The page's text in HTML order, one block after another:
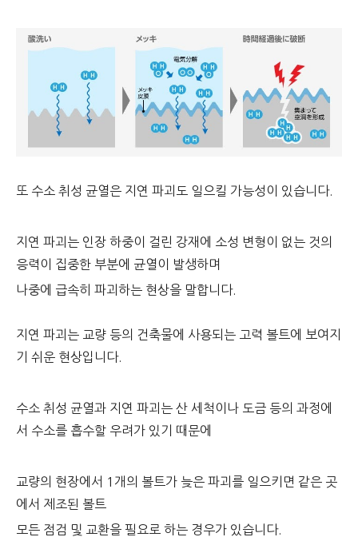
또 수소 취성 균열은 지연 파괴도 일으킬 가능성이 있습니다.
지연 파괴는 인장 하중이 걸린 강재에 소성 변형이 없는 것의
응력이 집중한 부분에 균열이 발생하며
나중에 급속히 파괴하는 현상을 말합니다.
지연 파괴는 교량 등의 건축물에 사용되는 고력 볼트에 보여지
기 쉬운 현상입니다.
수소 취성 균열과 지연 파괴는 산 세척이나 도금 등의 과정에
서 수소를 흡수할 우려가 있기 때문에
교량의 현장에서 1개의 볼트가 늦은 파괴를 일으키면 같은 곳
에서 제조된 볼트
모든 점검 및 교환을 필요로 하는 경우가 있습니다.